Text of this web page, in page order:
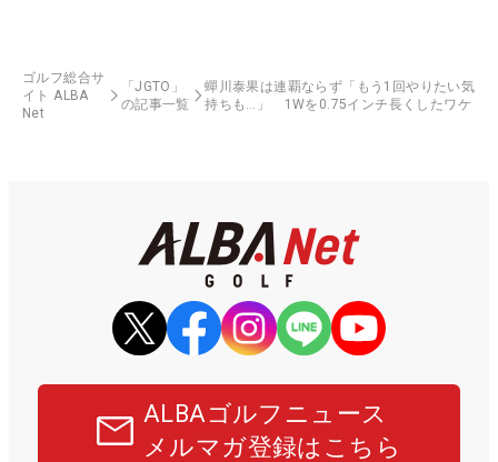
ゴルフ総合サ
イト ALBA
Net
「JGTO」
の記事一覧
蟬川泰果は連覇ならず「もう1回やりたい気
持ちも…」 1Wを0.75インチ長くしたワケ
ALBAゴルフニュース
メルマガ登録はこちら